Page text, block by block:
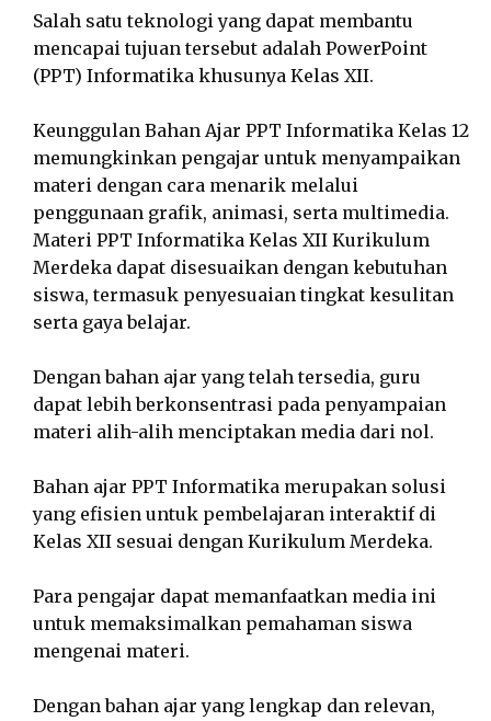
Salah satu teknologi yang dapat membantu
mencapai tujuan tersebut adalah PowerPoint
(PPT) Informatika khusunya Kelas XII.
Keunggulan Bahan Ajar PPT Informatika Kelas 12
memungkinkan pengajar untuk menyampaikan
materi dengan cara menarik melalui
penggunaan grafik, animasi, serta multimedia.
Materi PPT Informatika Kelas XII Kurikulum
Merdeka dapat disesuaikan dengan kebutuhan
siswa, termasuk penyesuaian tingkat kesulitan
serta gaya belajar.
Dengan bahan ajar yang telah tersedia, guru
dapat lebih berkonsentrasi pada penyampaian
materi alih-alih menciptakan media dari nol.
Bahan ajar PPT Informatika merupakan solusi
yang efisien untuk pembelajaran interaktif di
Kelas XII sesuai dengan Kurikulum Merdeka.
Para pengajar dapat memanfaatkan media ini
untuk memaksimalkan pemahaman siswa
mengenai materi.
Dengan bahan ajar yang lengkap dan relevan,